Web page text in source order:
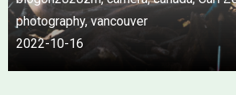
photography, vancouver
2022-10-16